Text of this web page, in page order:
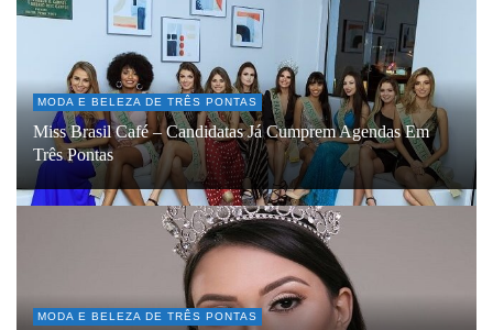
MODA E BELEZA DE TRÊS PONTAS
Miss Brasil Café – Candidatas Já Cumprem Agendas Em
Três Pontas
MODA E BELEZA DE TRÊS PONTAS